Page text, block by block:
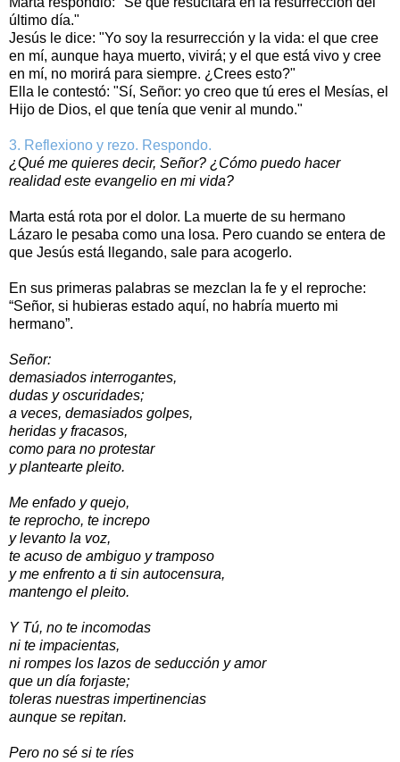
último día."
Jesús le dice: "Yo soy la resurrección y la vida: el que cree
en mí, aunque haya muerto, vivirá; y el que está vivo y cree
en mí, no morirá para siempre. ¿Crees esto?"
Ella le contestó: "Sí, Señor: yo creo que tú eres el Mesías, el
Hijo de Dios, el que tenía que venir al mundo."
3. Reflexiono y rezo. Respondo.
¿Qué me quieres decir, Señor? ¿Cómo puedo hacer
realidad este evangelio en mi vida?
Marta está rota por el dolor. La muerte de su hermano
Lázaro le pesaba como una losa. Pero cuando se entera de
que Jesús está llegando, sale para acogerlo.
En sus primeras palabras se mezclan la fe y el reproche:
“Señor, si hubieras estado aquí, no habría muerto mi
hermano”.
Señor:
demasiados interrogantes,
dudas y oscuridades;
a veces, demasiados golpes,
heridas y fracasos,
como para no protestar
y plantearte pleito.
Me enfado y quejo,
te reprocho, te increpo
y levanto la voz,
te acuso de ambiguo y tramposo
y me enfrento a ti sin autocensura,
mantengo el pleito.
Y Tú, no te incomodas
ni te impacientas,
ni rompes los lazos de seducción y amor
que un día forjaste;
toleras nuestras impertinencias
aunque se repitan.
Pero no sé si te ríes